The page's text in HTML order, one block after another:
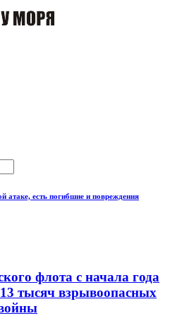
атаке, есть погибшие и повреждения
флота с начала года
13 тысяч взрывоопасных